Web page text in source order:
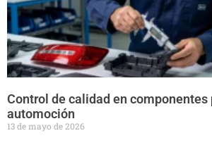
Control de calidad en componentes
automoción
13 de mayo de 2026